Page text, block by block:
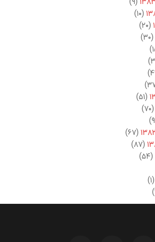
(۱۰)
(۲۰)
(۳۰)
(۵۱)
(۷۰)
(۶۷)
(۸۷)
(۵۴)
(۱)